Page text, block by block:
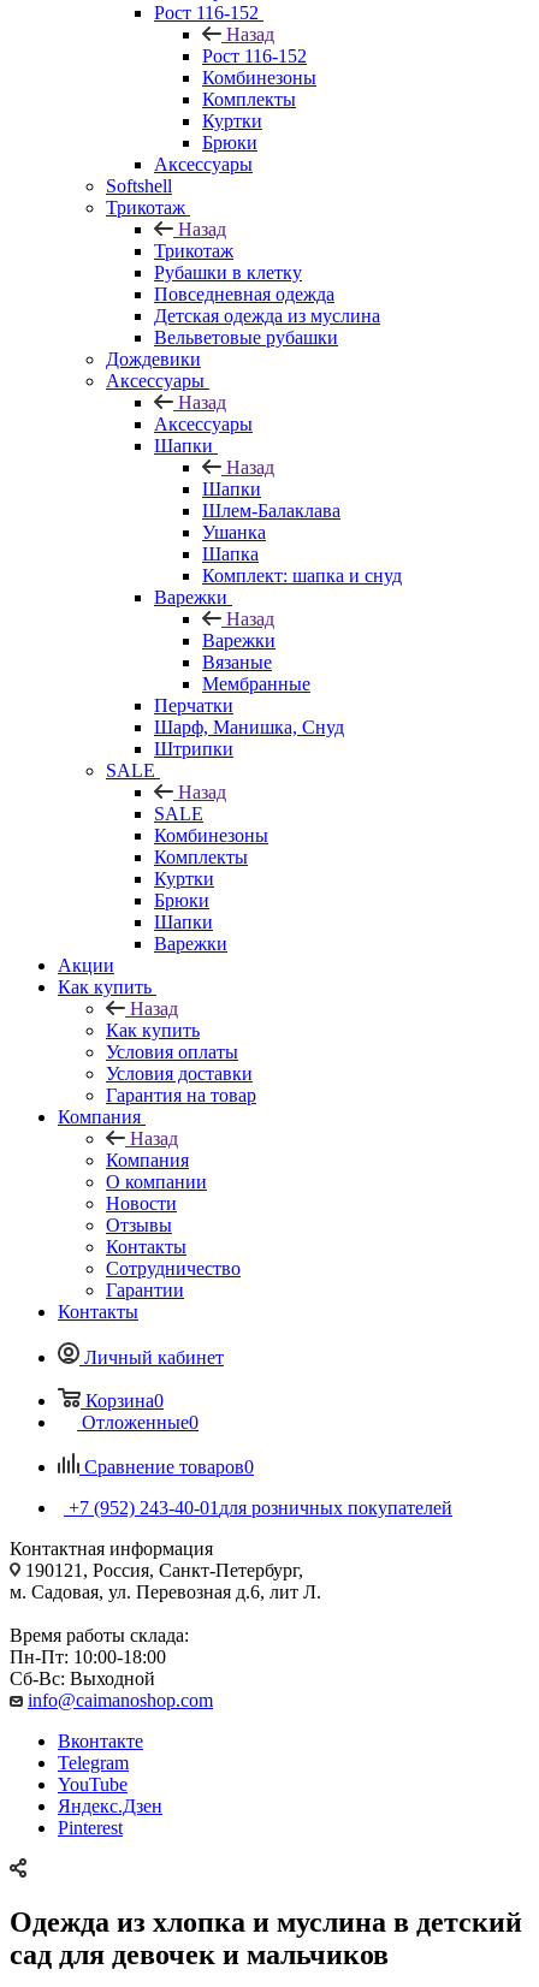
Рост 116-152
Назад
Рост 116-152
Комбинезоны
Комплекты
Куртки
Брюки
Аксессуары
Softshell
Трикотаж
Назад
Трикотаж
Рубашки в клетку
Повседневная одежда
Детская одежда из муслина
Вельветовые рубашки
Дождевики
Аксессуары
Назад
Аксессуары
Шапки
Назад
Шапки
Шлем-Балаклава
Ушанка
Шапка
Комплект: шапка и снуд
Варежки
Назад
Варежки
Вязаные
Мембранные
Перчатки
Шарф, Манишка, Снуд
Штрипки
SALE
Назад
SALE
Комбинезоны
Комплекты
Куртки
Брюки
Шапки
Варежки
Акции
Как купить
Назад
Как купить
Условия оплаты
Условия доставки
Гарантия на товар
Компания
Назад
Компания
О компании
Новости
Отзывы
Контакты
Сотрудничество
Гарантии
Контакты
Личный кабинет
Корзина0
Отложенные0
Сравнение товаров0
+7 (952) 243-40-01 для розничных покупателей
Контактная информация
190121, Россия, Санкт-Петербург,
м. Садовая, ул. Перевозная д.6, лит Л.
Время работы склада:
Пн-Пт: 10:00-18:00
Сб-Вс: Выходной
info@caimanoshop.com
Вконтакте
Telegram
YouTube
Яндекс.Дзен
Pinterest
Одежда из хлопка и муслина в детский
сад для девочек и мальчиков